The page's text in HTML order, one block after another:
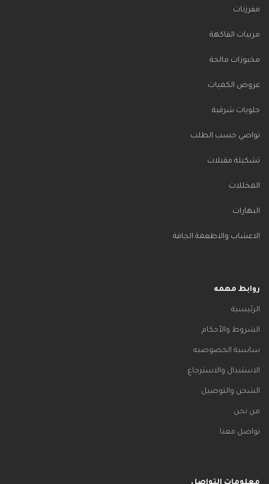
مفرزنات
مربيات الفاكهة
مخبوزات مالحة
عروض الكميات
حلويات شرقية
تواصي حسب الطلب
تشكيلة مقبلات
المخللات
البهارات
الاعشاب والاطعمة الجافة
روابط مهمه
الرئيسية
الشروط والأحكام
ساسية الخصوصيه
الاستبدال والاسترجاع
الشحن والتوصيل
من نحن
تواصل معنا